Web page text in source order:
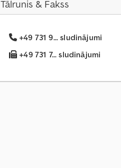
Tālrunis & Fakss
+49 731 9... sludinājumi
+49 731 7... sludinājumi